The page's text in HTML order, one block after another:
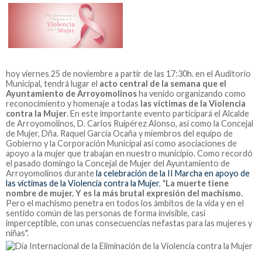
hoy viernes 25 de noviembre a partir de las 17:30h. en el Auditorio
Municipal, tendrá lugar el acto central de la semana que el
Ayuntamiento de Arroyomolinosha venido organizando como
reconocimiento y homenaje a todas las víctimas de la Violencia
contra la Mujer. En este importante evento participará el Alcalde
de Arroyomolinos, D. Carlos Ruipérez Alonso, así como la Concejal
de Mujer, Dña. Raquel García Ocaña y miembros del equipo de
Gobierno y la Corporación Municipal así como asociaciones de
apoyo a la mujer que trabajan en nuestro municipio.Como recordó
el pasado domingo la Concejal de Mujer del Ayuntamiento de
Arroyomolinos durantela celebración de la II Marcha en apoyo de
las víctimas de la Violencia contra la Mujer, "La muerte tiene
nombre de mujer. Y es la más brutal expresión del machismo.
Pero el machismo penetra en todos los ámbitos de la vida y en el
sentido común de las personas de forma invisible, casi
imperceptible, con unas consecuencias nefastas para las mujeres y
niñas".